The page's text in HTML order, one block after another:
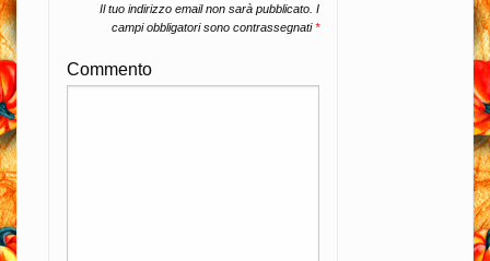
Il tuo indirizzo email non sarà pubblicato. I
campi obbligatori sono contrassegnati*
Commento